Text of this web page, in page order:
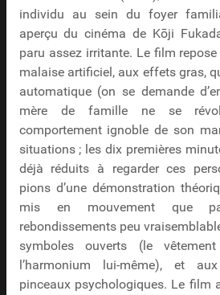
individu au sein du foyer
aperçu du cinéma de Kōji
paru assez irritante. Le film
malaise artificiel, aux effets gras,
automatique (on se demande
mère de famille ne se
comportement ignoble de son
situations ; les dix premières
déjà réduits à regarder ces
pions d’une démonstration
mis en mouvement que
rebondissements peu
symboles ouverts (le
l’harmonium lui-même), et
pinceaux psychologiques. Le film